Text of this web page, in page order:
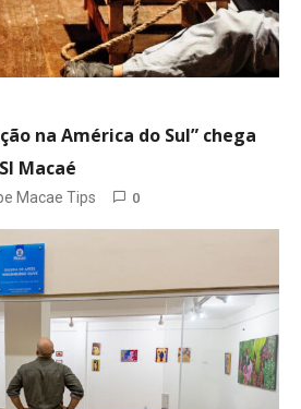
na América do Sul” chega
Macaé
Macae Tips 0